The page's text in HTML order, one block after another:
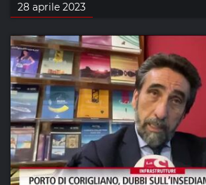
28 aprile 2023